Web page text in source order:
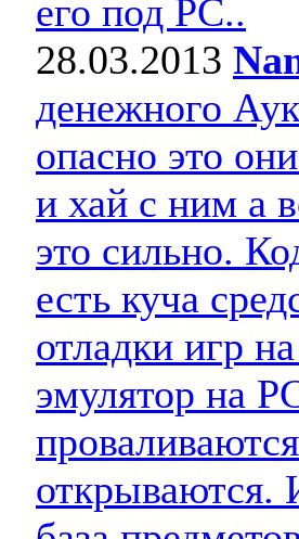
его под РС..
28.03.2013
денежного
опасно это
и хай с ним а
это сильно.
есть куча
отладки игр
эмулятор на
открываются.